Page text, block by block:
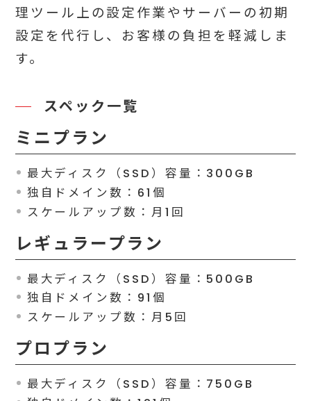
理ツール上の設定作業やサーバーの初期
設定を代行し、お客様の負担を軽減しま
す。
スペック一覧
ミニプラン
最大ディスク（SSD）容量：300GB
独自ドメイン数：61個
スケールアップ数：月1回
レギュラープラン
最大ディスク（SSD）容量：500GB
独自ドメイン数：91個
スケールアップ数：月5回
プロプラン
最大ディスク（SSD）容量：750GB